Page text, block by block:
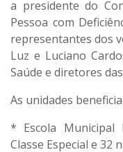
a presidente do
Pessoa com
representantes dos
Luz e Luciano
Saúde e diretores
As unidades
* Escola Municipal
Classe Especial e 32